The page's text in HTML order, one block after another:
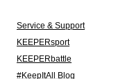
Service & Support
KEEPERsport
KEEPERbattle
#KeepItAll Blog